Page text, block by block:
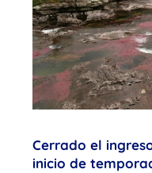
Cerrado el
inicio de